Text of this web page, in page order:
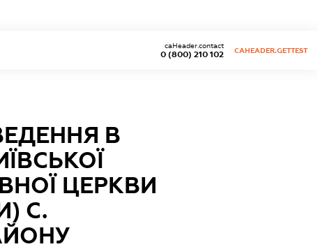
0 (800) 210 102
caHeader.contact
CAHEADER.GETTEST
В
ЦЕРКВИ
С.